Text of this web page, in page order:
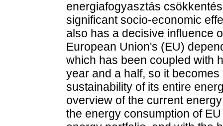
energiafogyasztás
significant socio-economic
also has a decisive influence
European Union's (EU)
which has been coupled with
year and a half, so it
sustainability of its entire
overview of the current
the energy consumption of